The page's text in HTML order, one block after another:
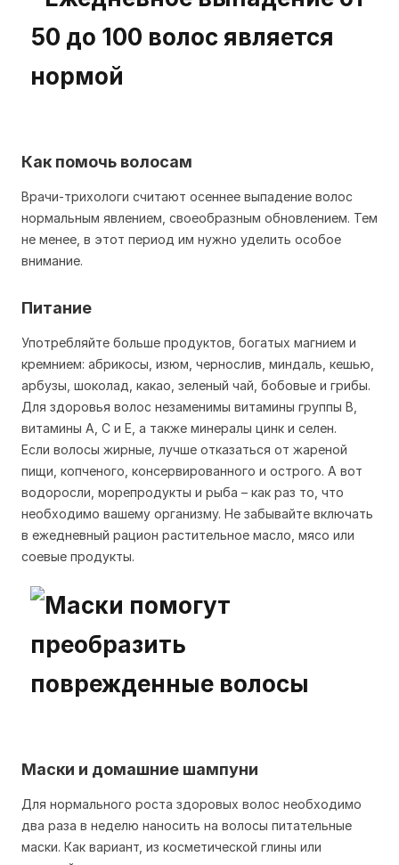
Как помочь волосам
Врачи-трихологи считают осеннее выпадение волос
нормальным явлением, своеобразным обновлением. Тем
не менее, в этот период им нужно уделить особое
внимание.
Питание
Употребляйте больше продуктов, богатых магнием и
кремнием: абрикосы, изюм, чернослив, миндаль, кешью,
арбузы, шоколад, какао, зеленый чай, бобовые и грибы.
Для здоровья волос незаменимы витамины группы В,
витамины А, С и Е, а также минералы цинк и селен.
Если волосы жирные, лучше отказаться от жареной
пищи, копченого, консервированного и острого. А вот
водоросли, морепродукты и рыба – как раз то, что
необходимо вашему организму. Не забывайте включать
в ежедневный рацион растительное масло, мясо или
соевые продукты.
Маски и домашние шампуни
Для нормального роста здоровых волос необходимо
два раза в неделю наносить на волосы питательные
маски. Как вариант, из косметической глины или